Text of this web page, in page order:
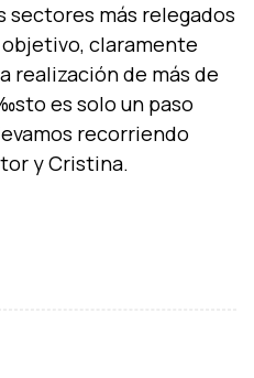
sectores más relegados
claramente
realización de más de
es solo un paso
recorriendo
y Cristina.